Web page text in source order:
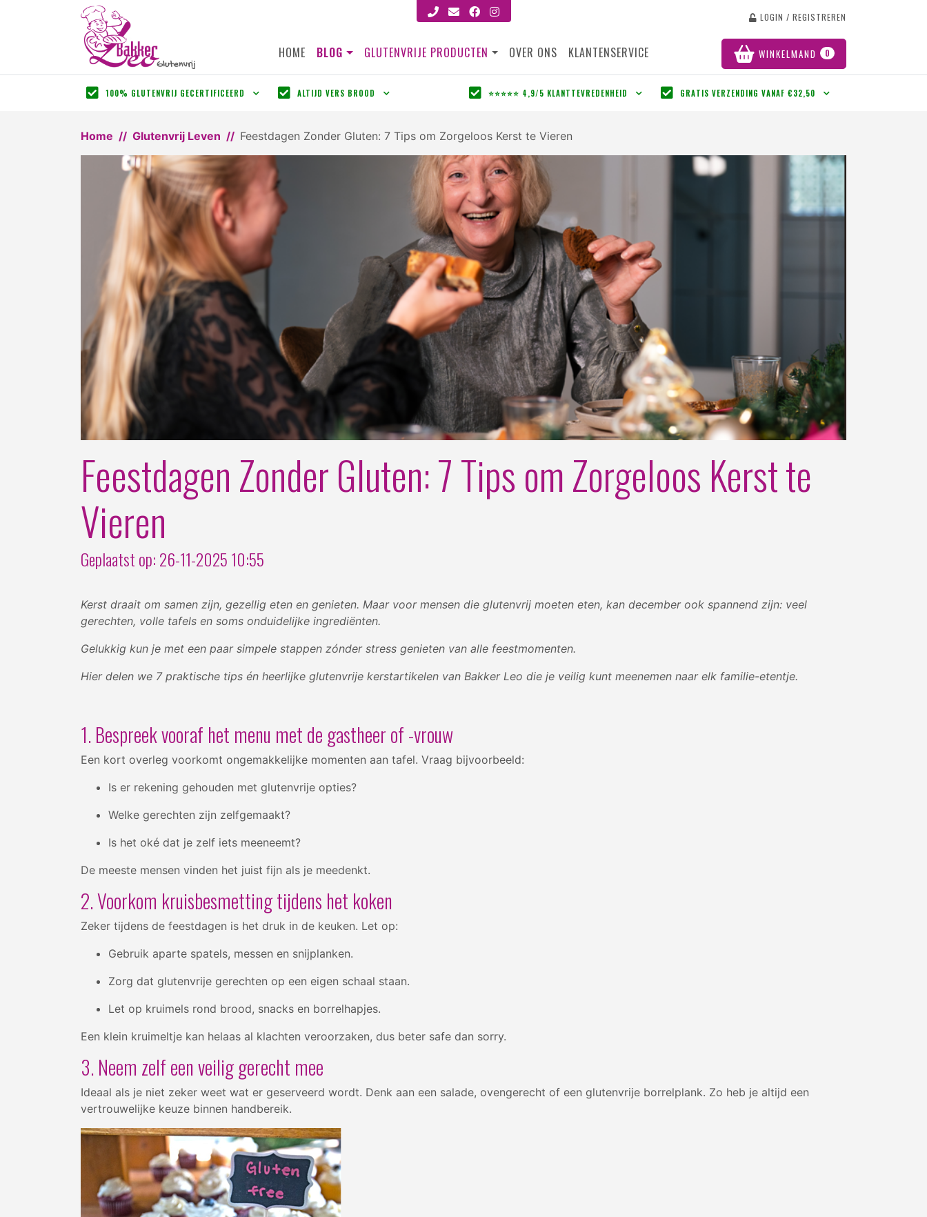
HOME BLOG GLUTENVRIJE PRODUCTEN OVER ONS KLANTENSERVICE
LOGIN / REGISTREREN
WINKELMAND 0
100% GLUTENVRIJ GECERTIFICEERD ALTIJD VERS BROOD ⭐⭐⭐⭐⭐ 4,9/5 KLANTTEVREDENHEID GRATIS VERZENDING VANAF €32,50
Home Glutenvrij Leven Feestdagen Zonder Gluten: 7 Tips om Zorgeloos Kerst te Vieren
Feestdagen Zonder Gluten: 7 Tips om Zorgeloos Kerst te
Vieren
Geplaatst op: 26-11-2025 10:55
Kerst draait om samen zijn, gezellig eten en genieten. Maar voor mensen die glutenvrij moeten eten, kan december ook spannend zijn: veel
gerechten, volle tafels en soms onduidelijke ingrediënten.
Gelukkig kun je met een paar simpele stappen zónder stress genieten van alle feestmomenten.
Hier delen we 7 praktische tips én heerlijke glutenvrije kerstartikelen van Bakker Leo die je veilig kunt meenemen naar elk familie-etentje.
1. Bespreek vooraf het menu met de gastheer of -vrouw
Een kort overleg voorkomt ongemakkelijke momenten aan tafel. Vraag bijvoorbeeld:
Is er rekening gehouden met glutenvrije opties?
Welke gerechten zijn zelfgemaakt?
Is het oké dat je zelf iets meeneemt?
De meeste mensen vinden het juist fijn als je meedenkt.
2. Voorkom kruisbesmetting tijdens het koken
Zeker tijdens de feestdagen is het druk in de keuken. Let op:
Gebruik aparte spatels, messen en snijplanken.
Zorg dat glutenvrije gerechten op een eigen schaal staan.
Let op kruimels rond brood, snacks en borrelhapjes.
Een klein kruimeltje kan helaas al klachten veroorzaken, dus beter safe dan sorry.
3. Neem zelf een veilig gerecht mee
Ideaal als je niet zeker weet wat er geserveerd wordt. Denk aan een salade, ovengerecht of een glutenvrije borrelplank. Zo heb je altijd een
vertrouwelijke keuze binnen handbereik.